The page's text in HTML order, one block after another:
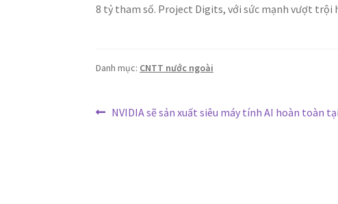
8 tỷ tham số. Project Digits, với sức mạnh vượt trội
Danh mục: CNTT nước ngoài
Điều
Bài
NVIDIA sẽ sản xuất siêu máy tính AI hoàn toàn